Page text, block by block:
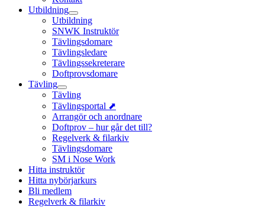
Utbildning
Utbildning
SNWK Instruktör
Tävlingsdomare
Tävlingsledare
Tävlingssekreterare
Doftprovsdomare
Tävling
Tävling
Tävlingsportal ⬈
Arrangör och anordnare
Doftprov – hur går det till?
Regelverk & filarkiv
Tävlingsdomare
SM i Nose Work
Hitta instruktör
Hitta nybörjarkurs
Bli medlem
Regelverk & filarkiv